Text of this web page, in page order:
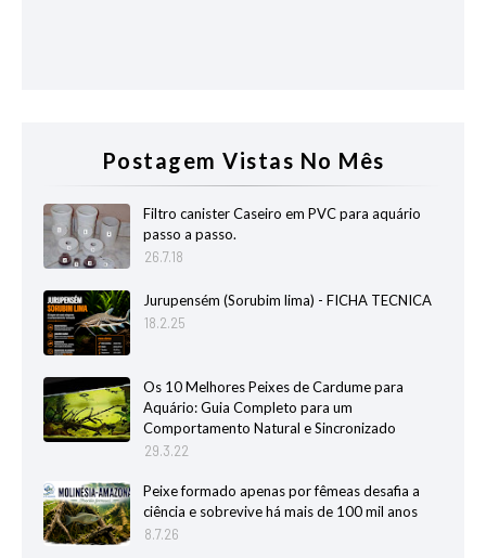
Postagem Vistas No Mês
Filtro canister Caseiro em PVC para aquário
passo a passo.
26.7.18
Jurupensém (Sorubim lima) - FICHA TECNICA
18.2.25
Os 10 Melhores Peixes de Cardume para
Aquário: Guia Completo para um
Comportamento Natural e Sincronizado
29.3.22
Peixe formado apenas por fêmeas desafia a
ciência e sobrevive há mais de 100 mil anos
8.7.26